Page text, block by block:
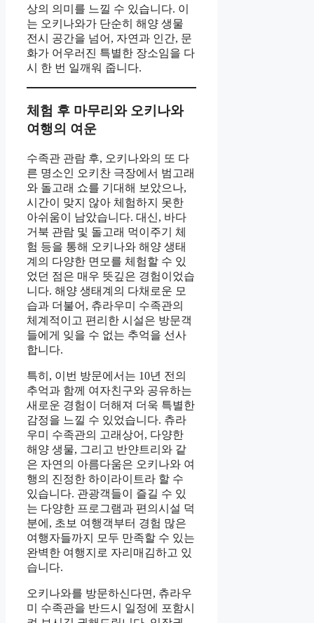
상의 의미를 느낄 수 있습니다. 이
는 오키나와가 단순히 해양 생물
전시 공간을 넘어, 자연과 인간, 문
화가 어우러진 특별한 장소임을 다
시 한 번 일깨워 줍니다.
체험 후 마무리와 오키나와
여행의 여운
수족관 관람 후, 오키나와의 또 다
른 명소인 오키찬 극장에서 범고래
와 돌고래 쇼를 기대해 보았으나,
시간이 맞지 않아 체험하지 못한
아쉬움이 남았습니다. 대신, 바다
거북 관람 및 돌고래 먹이주기 체
험 등을 통해 오키나와 해양 생태
계의 다양한 면모를 체험할 수 있
었던 점은 매우 뜻깊은 경험이었습
니다. 해양 생태계의 다채로운 모
습과 더불어, 츄라우미 수족관의
체계적이고 편리한 시설은 방문객
들에게 잊을 수 없는 추억을 선사
합니다.
특히, 이번 방문에서는 10년 전의
추억과 함께 여자친구와 공유하는
새로운 경험이 더해져 더욱 특별한
감정을 느낄 수 있었습니다. 츄라
우미 수족관의 고래상어, 다양한
해양 생물, 그리고 반얀트리와 같
은 자연의 아름다움은 오키나와 여
행의 진정한 하이라이트라 할 수
있습니다. 관광객들이 즐길 수 있
는 다양한 프로그램과 편의시설 덕
분에, 초보 여행객부터 경험 많은
여행자들까지 모두 만족할 수 있는
완벽한 여행지로 자리매김하고 있
습니다.
오키나와를 방문하신다면, 츄라우
미 수족관을 반드시 일정에 포함시